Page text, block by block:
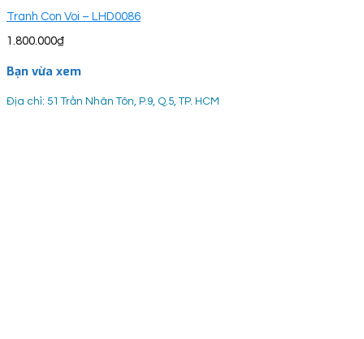
Tranh Con Voi – LHD0086
1.800.000₫
Bạn vừa xem
Địa chỉ: 51 Trần Nhân Tôn, P.9, Q.5, TP. HCM